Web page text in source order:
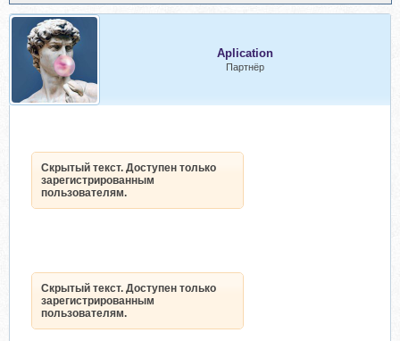
Aplication
Партнёр
Скрытый текст. Доступен только
зарегистрированным
пользователям.
Скрытый текст. Доступен только
зарегистрированным
пользователям.